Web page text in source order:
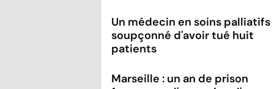
Un médecin en soins palliatifs
soupçonné d'avoir tué huit
patients
Marseille : un an de prison